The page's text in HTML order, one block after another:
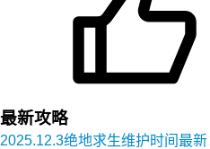
最新攻略
2025.12.3绝地求生维护时间最